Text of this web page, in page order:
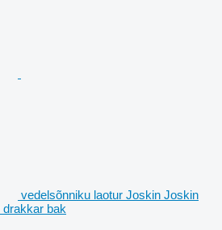
vedelsõnniku laotur Joskin Joskin
bak